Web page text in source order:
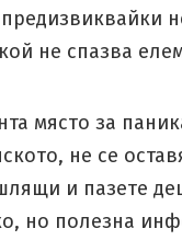
не спазва
място за
не се
и пазете
но полезна